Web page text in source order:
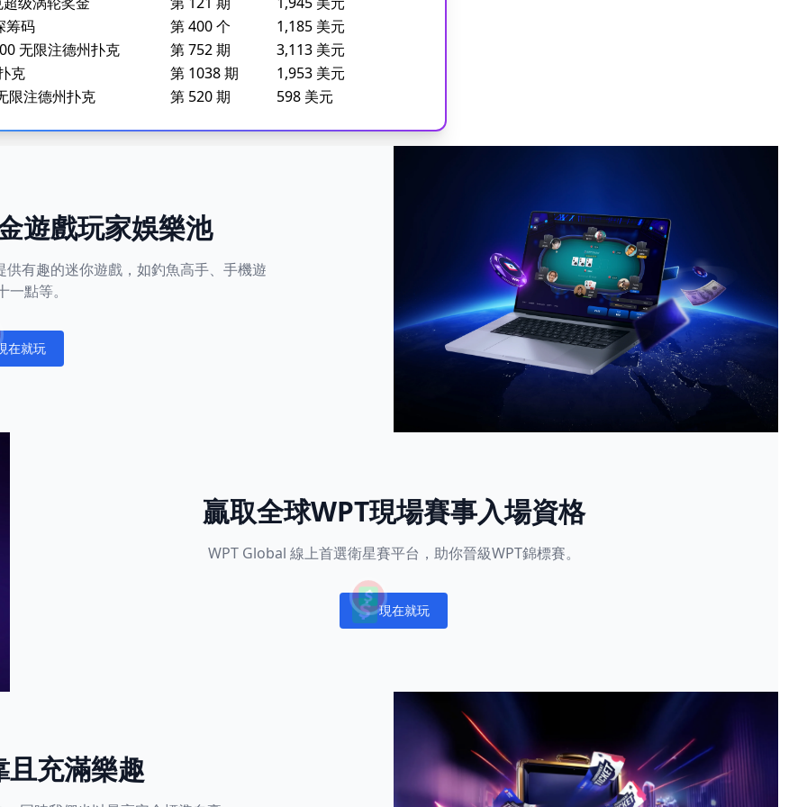
筹码
第 400 个
1,185 美元
无限注德州扑克
第 752 期
3,113 美元
克
第 1038 期
1,953 美元
限注德州扑克
第 520 期 598 美元
遊戲玩家娛樂池
有趣的迷你遊戲，如釣魚高手、手機遊
一點等。
在就玩
贏取全球WPT現場賽事入場資格
WPT Global 線上首選衛星賽平台，助你晉級WPT錦標賽。
Notifications
現在就玩
充滿樂趣